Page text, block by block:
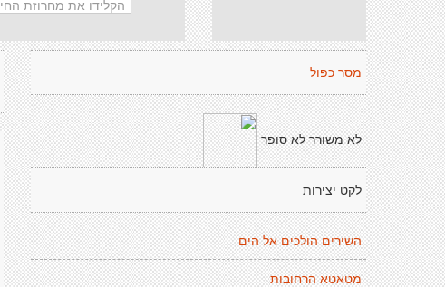
מסר כפול
לא משורר לא סופר
לקט יצירות
השירים הולכים אל הים
מטאטא הרחובות